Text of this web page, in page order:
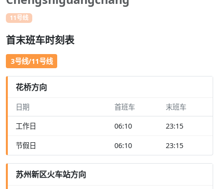
11号线
首末班车时刻表
3号线/11号线
花桥方向
日期 首班车 末班车
工作日 06:10 23:15
节假日 06:10 23:15
苏州新区火车站方向